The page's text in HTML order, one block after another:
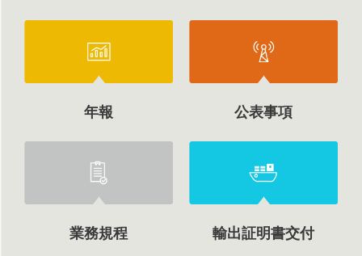
年報 公表事項
業務規程 輸出証明書交付